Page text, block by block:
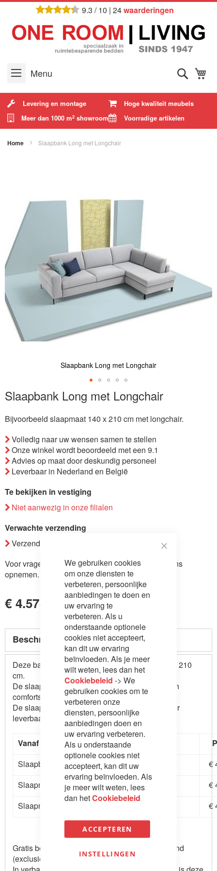
Cookie
We gebruiken cookies
om onze diensten te
verbeteren, persoonlijke
aanbiedingen te doen en
uw ervaring te
verbeteren. Als u
onderstaande optionele
cookies niet accepteert,
kan dit uw ervaring
beïnvloeden. Als je meer
wilt weten, lees dan het
Cookiebeleid -> We
gebruiken cookies om te
verbeteren onze
diensten, persoonlijke
aanbiedingen doen en
uw ervaring verbeteren.
Als u onderstaande
optionele cookies niet
accepteert, kan dit uw
ervaring beïnvloeden. Als
je meer wilt weten, lees
dan hetCookiebeleid
ACCEPTEREN
INSTELLINGEN
Ga
naar
de
inhoud
9.3 / 10 | 24waarderingen
Menu Zoek
Levering en montage
Hoge kwaliteit meubels
Meer dan 1000 m2 showroom Voorradige artikelen
Home Slaapbank Long met Longchair
afbeeldingen-
gallerij
Slaapbank Long met Longchair
Ga
naar
het
begin
van
de
afbeeldingen-
gallerij
Slaapbank Long met Longchair
Bijvoorbeeld slaapmaat 140 x 210 cm met longchair.
Volledig naar uw wensen samen te stellen
Onze winkel wordt beoordeeld met een 9.1
Advies op maat door deskundig personeel
Leverbaar in Nederland en België
Te bekijken in vestiging
Niet aanwezig in onze filialen
Verwachte verzending
Verzending binnen 7-8 weken.
Voor vragen over dit product kunt ucontact
met ons
opnemen.
€ 4.578,00
Beschrijving
Deze bank heeft standaard een slaaplengte van 210
cm.
De slaapbank wordt standaard geleverd met een
comfortschuimmatras van 14 cm dik.
De slaapbank is in verschillende stoffen en leder
leverbaar.
Vanaf prijzen stofgroep A met longchair
Slaapbank 120 x 210 cm
€
Slaapmaat 140 x 210 cm
€
Slaapmaat 160 x 210 cm
€
Gratis bezorging en montage in geheel Nederland
(exclusief de Waddeneilanden)